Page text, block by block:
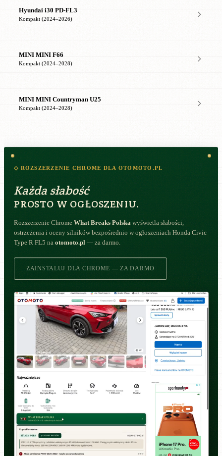
Hyundai i30 PD-FL3
Kompakt (2024–2026)
MINI MINI F66
Kompakt (2024–2028)
MINI MINI Countryman U25
Kompakt (2024–2028)
◇ ROZSZERZENIE CHROME DLA OTOMOTO.PL
Każda słabość
PROSTO W OGŁOSZENIU.
Rozszerzenie Chrome What Breaks Polska wyświetla słabości,
ostrzeżenia i oceny silników bezpośrednio w ogłoszeniach Honda Civic
Type R FL5 na otomoto.pl — za darmo.
ZAINSTALUJ DLA CHROME — ZA DARMO